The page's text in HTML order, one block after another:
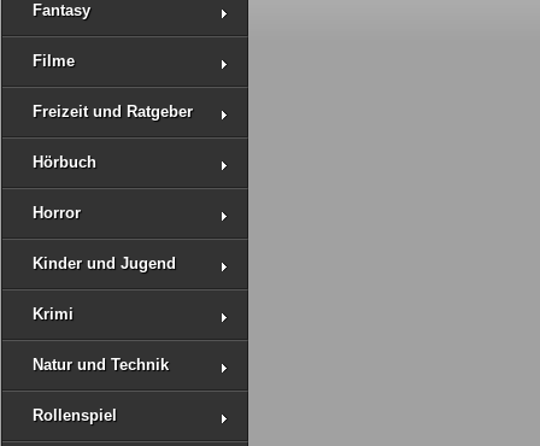
Fantasy
Filme
Freizeit und Ratgeber
Hörbuch
Horror
Kinder und Jugend
Krimi
Natur und Technik
Rollenspiel